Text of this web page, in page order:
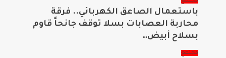
باستعمال الصاعق الكهربائي.. فرقة
محاربة العصابات بسلا توقف جانحاً قاوم
بسلاح أبيض…
مجتمع